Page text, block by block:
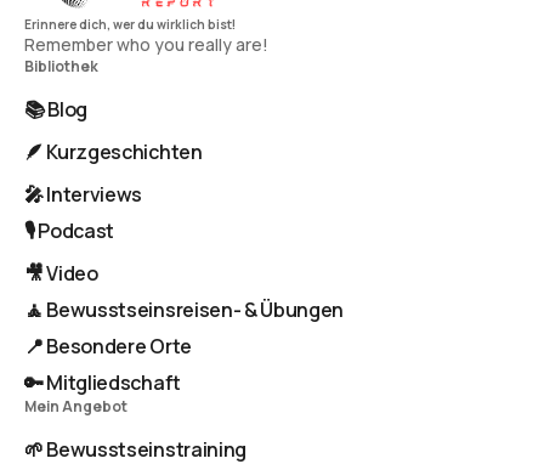
Remember who you really are!
Bibliothek
📚 Blog
🪶 Kurzgeschichten
🎤 Interviews
🎙️ Podcast
🎥 Video
🧘 Bewusstseinsreisen- & Übungen
📍 Besondere Orte
🔑 Mitgliedschaft
Mein Angebot
🌱 Bewusstseinstraining